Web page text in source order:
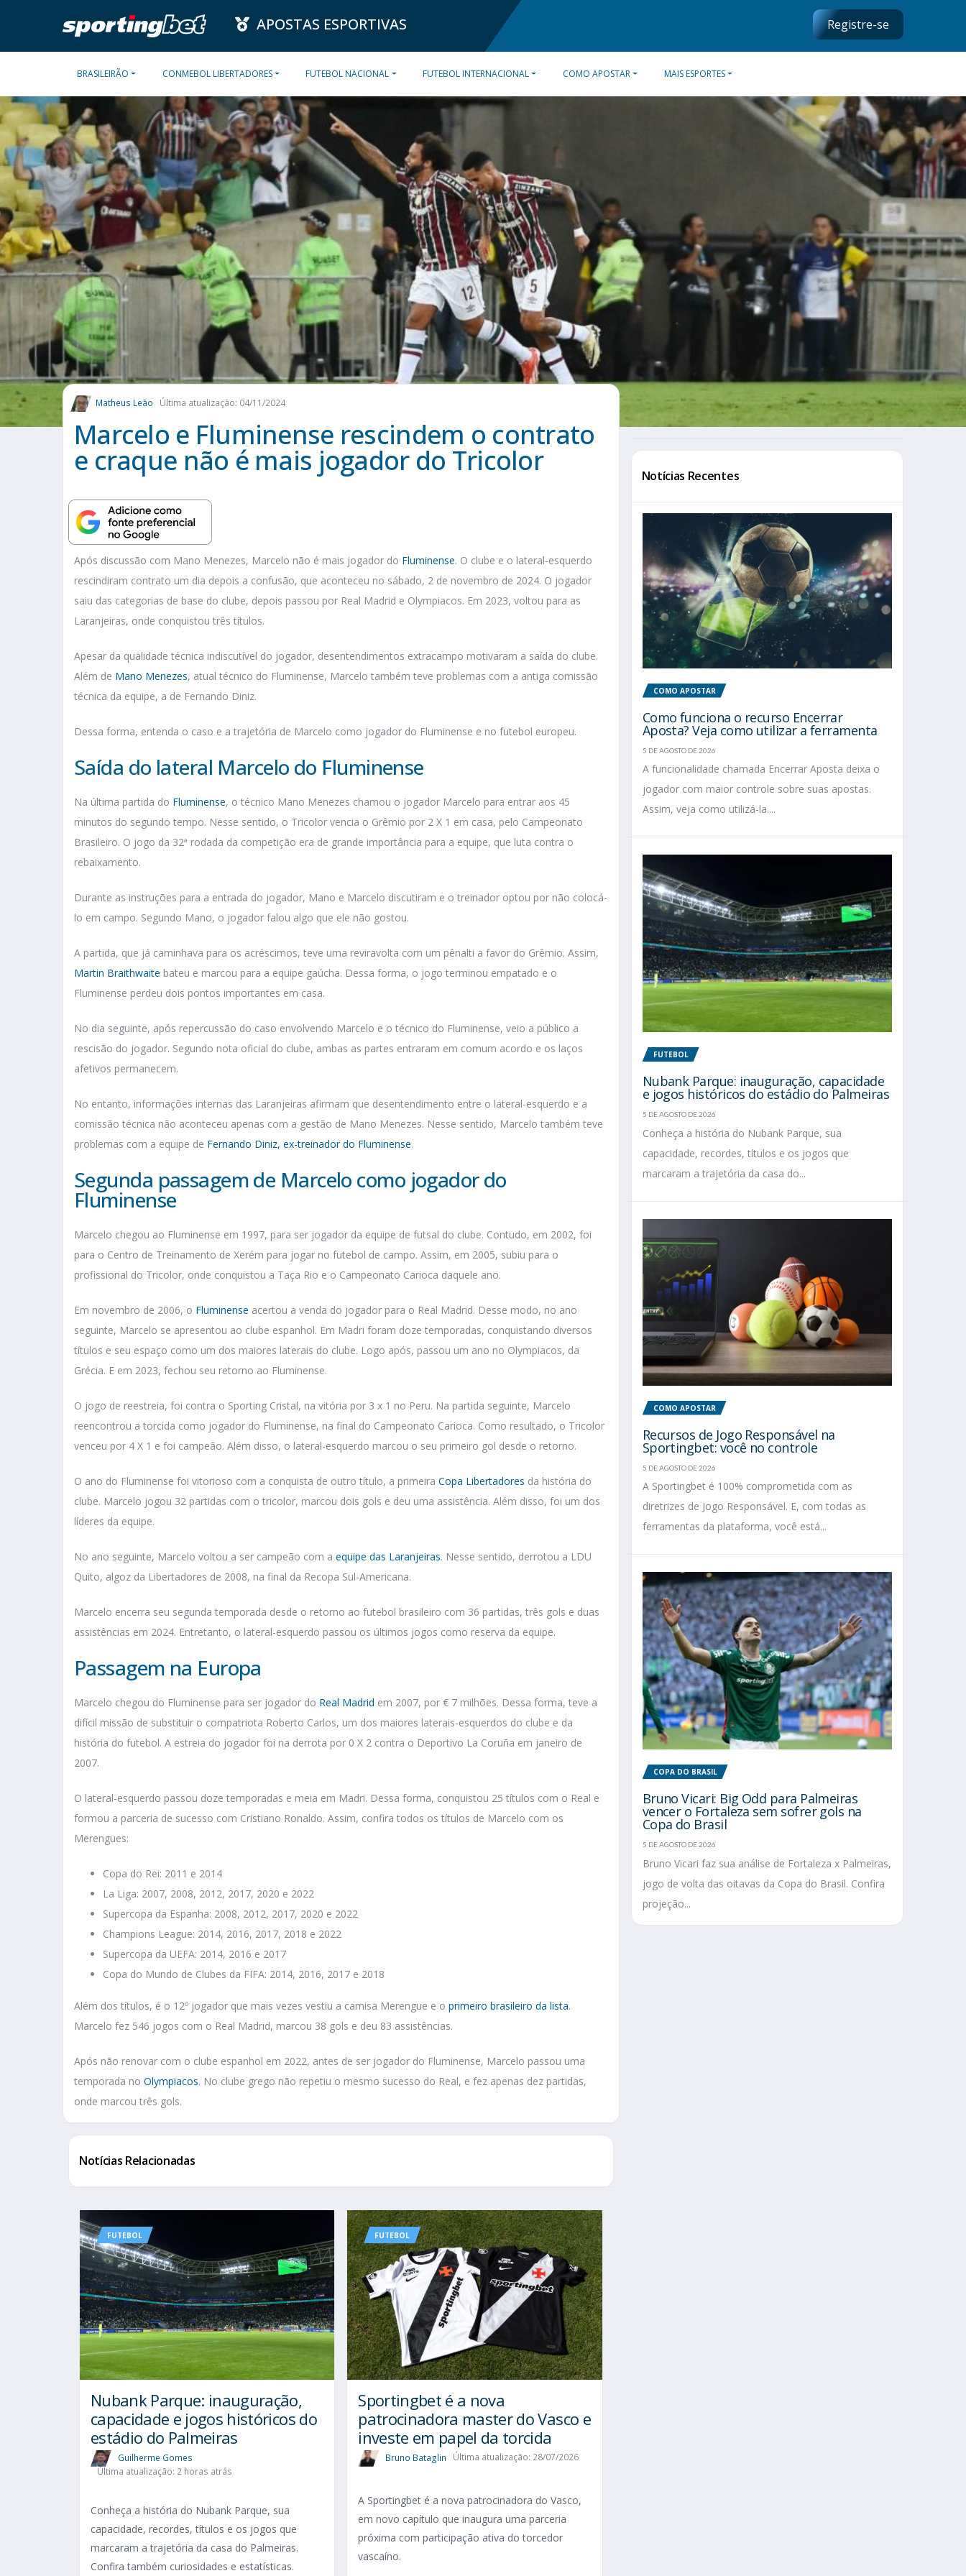
APOSTAS ESPORTIVAS Registre-se
BRASILEIRÃO CONMEBOL LIBERTADORES FUTEBOL NACIONAL FUTEBOL INTERNACIONAL COMO APOSTAR MAIS ESPORTES
Matheus Leão Última atualização: 04/11/2024
Marcelo e Fluminense rescindem o contrato
e craque não é mais jogador do Tricolor
Após discussão com Mano Menezes, Marcelo não é mais jogador do Fluminense. O clube e o lateral-esquerdo
rescindiram contrato um dia depois a confusão, que aconteceu no sábado, 2 de novembro de 2024. O jogador
saiu das categorias de base do clube, depois passou por Real Madrid e Olympiacos. Em 2023, voltou para as
Laranjeiras, onde conquistou três títulos.
Apesar da qualidade técnica indiscutível do jogador, desentendimentos extracampo motivaram a saída do clube.
Além de Mano Menezes, atual técnico do Fluminense, Marcelo também teve problemas com a antiga comissão
técnica da equipe, a de Fernando Diniz.
Dessa forma, entenda o caso e a trajetória de Marcelo como jogador do Fluminense e no futebol europeu.
Saída do lateral Marcelo do Fluminense
Na última partida do Fluminense, o técnico Mano Menezes chamou o jogador Marcelo para entrar aos 45
minutos do segundo tempo. Nesse sentido, o Tricolor vencia o Grêmio por 2 X 1 em casa, pelo Campeonato
Brasileiro. O jogo da 32ª rodada da competição era de grande importância para a equipe, que luta contra o
rebaixamento.
Durante as instruções para a entrada do jogador, Mano e Marcelo discutiram e o treinador optou por não colocá-
lo em campo. Segundo Mano, o jogador falou algo que ele não gostou.
A partida, que já caminhava para os acréscimos, teve uma reviravolta com um pênalti a favor do Grêmio. Assim,
Martin Braithwaite bateu e marcou para a equipe gaúcha. Dessa forma, o jogo terminou empatado e o
Fluminense perdeu dois pontos importantes em casa.
No dia seguinte, após repercussão do caso envolvendo Marcelo e o técnico do Fluminense, veio a público a
rescisão do jogador. Segundo nota oficial do clube, ambas as partes entraram em comum acordo e os laços
afetivos permanecem.
No entanto, informações internas das Laranjeiras afirmam que desentendimento entre o lateral-esquerdo e a
comissão técnica não aconteceu apenas com a gestão de Mano Menezes. Nesse sentido, Marcelo também teve
problemas com a equipe de Fernando Diniz, ex-treinador do Fluminense.
Segunda passagem de Marcelo como jogador do
Fluminense
Marcelo chegou ao Fluminense em 1997, para ser jogador da equipe de futsal do clube. Contudo, em 2002, foi
para o Centro de Treinamento de Xerém para jogar no futebol de campo. Assim, em 2005, subiu para o
profissional do Tricolor, onde conquistou a Taça Rio e o Campeonato Carioca daquele ano.
Em novembro de 2006, o Fluminense acertou a venda do jogador para o Real Madrid. Desse modo, no ano
seguinte, Marcelo se apresentou ao clube espanhol. Em Madri foram doze temporadas, conquistando diversos
títulos e seu espaço como um dos maiores laterais do clube. Logo após, passou um ano no Olympiacos, da
Grécia. E em 2023, fechou seu retorno ao Fluminense.
O jogo de reestreia, foi contra o Sporting Cristal, na vitória por 3 x 1 no Peru. Na partida seguinte, Marcelo
reencontrou a torcida como jogador do Fluminense, na final do Campeonato Carioca. Como resultado, o Tricolor
venceu por 4 X 1 e foi campeão. Além disso, o lateral-esquerdo marcou o seu primeiro gol desde o retorno.
O ano do Fluminense foi vitorioso com a conquista de outro título, a primeira Copa Libertadores da história do
clube. Marcelo jogou 32 partidas com o tricolor, marcou dois gols e deu uma assistência. Além disso, foi um dos
líderes da equipe.
No ano seguinte, Marcelo voltou a ser campeão com a equipe das Laranjeiras. Nesse sentido, derrotou a LDU
Quito, algoz da Libertadores de 2008, na final da Recopa Sul-Americana.
Marcelo encerra seu segunda temporada desde o retorno ao futebol brasileiro com 36 partidas, três gols e duas
assistências em 2024. Entretanto, o lateral-esquerdo passou os últimos jogos como reserva da equipe.
Passagem na Europa
Marcelo chegou do Fluminense para ser jogador do Real Madrid em 2007, por € 7 milhões. Dessa forma, teve a
difícil missão de substituir o compatriota Roberto Carlos, um dos maiores laterais-esquerdos do clube e da
história do futebol. A estreia do jogador foi na derrota por 0 X 2 contra o Deportivo La Coruña em janeiro de
2007.
O lateral-esquerdo passou doze temporadas e meia em Madri. Dessa forma, conquistou 25 títulos com o Real e
formou a parceria de sucesso com Cristiano Ronaldo. Assim, confira todos os títulos de Marcelo com os
Merengues:
Copa do Rei: 2011 e 2014
La Liga: 2007, 2008, 2012, 2017, 2020 e 2022
Supercopa da Espanha: 2008, 2012, 2017, 2020 e 2022
Champions League: 2014, 2016, 2017, 2018 e 2022
Supercopa da UEFA: 2014, 2016 e 2017
Copa do Mundo de Clubes da FIFA: 2014, 2016, 2017 e 2018
Além dos títulos, é o 12º jogador que mais vezes vestiu a camisa Merengue e o primeiro brasileiro da lista.
Marcelo fez 546 jogos com o Real Madrid, marcou 38 gols e deu 83 assistências.
Após não renovar com o clube espanhol em 2022, antes de ser jogador do Fluminense, Marcelo passou uma
temporada no Olympiacos. No clube grego não repetiu o mesmo sucesso do Real, e fez apenas dez partidas,
onde marcou três gols.
Notícias Relacionadas
FUTEBOL
Nubank Parque: inauguração,
capacidade e jogos históricos do
estádio do Palmeiras
Guilherme Gomes
Última atualização: 2 horas atrás
Conheça a história do Nubank Parque, sua
capacidade, recordes, títulos e os jogos que
marcaram a trajetória da casa do Palmeiras.
Confira também curiosidades e estatísticas.
FUTEBOL
Sportingbet é a nova
patrocinadora master do Vasco e
investe em papel da torcida
Bruno Bataglin Última atualização: 28/07/2026
A Sportingbet é a nova patrocinadora do Vasco,
em novo capítulo que inaugura uma parceria
próxima com participação ativa do torcedor
vascaíno.
Notícias Recentes
COMO APOSTAR
Como funciona o recurso Encerrar
Aposta? Veja como utilizar a ferramenta
5 DE AGOSTO DE 2026
A funcionalidade chamada Encerrar Aposta deixa o
jogador com maior controle sobre suas apostas.
Assim, veja como utilizá-la....
FUTEBOL
Nubank Parque: inauguração, capacidade
e jogos históricos do estádio do Palmeiras
5 DE AGOSTO DE 2026
Conheça a história do Nubank Parque, sua
capacidade, recordes, títulos e os jogos que
marcaram a trajetória da casa do...
COMO APOSTAR
Recursos de Jogo Responsável na
Sportingbet: você no controle
5 DE AGOSTO DE 2026
A Sportingbet é 100% comprometida com as
diretrizes de Jogo Responsável. E, com todas as
ferramentas da plataforma, você está...
COPA DO BRASIL
Bruno Vicari: Big Odd para Palmeiras
vencer o Fortaleza sem sofrer gols na
Copa do Brasil
5 DE AGOSTO DE 2026
Bruno Vicari faz sua análise de Fortaleza x Palmeiras,
jogo de volta das oitavas da Copa do Brasil. Confira
projeção...